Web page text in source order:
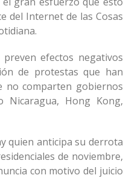
del Internet de las Cosas
efectos negativos
de protestas que han
no comparten gobiernos
Nicaragua, Hong Kong,
quien anticipa su derrota
de noviembre,
con motivo del juicio